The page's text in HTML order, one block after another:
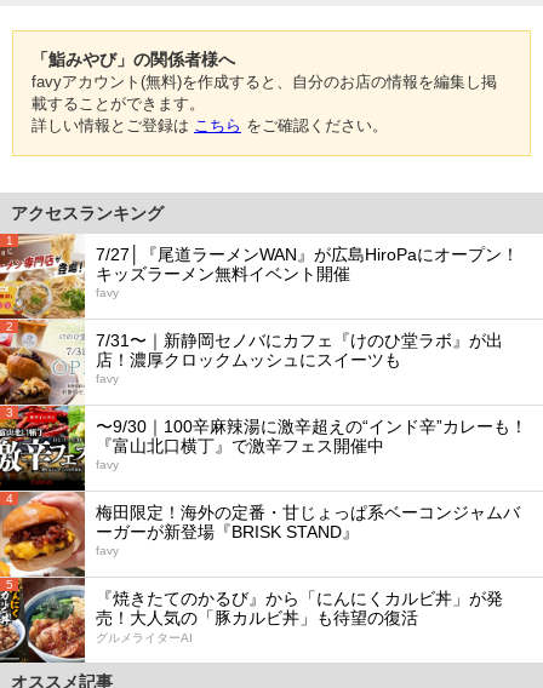
「鮨みやび」の関係者様へ
favyアカウント(無料)を作成すると、自分のお店の情報を編集し掲
載することができます。
詳しい情報とご登録は こちら をご確認ください。
アクセスランキング
1
7/27│『尾道ラーメンWAN』が広島HiroPaにオープン！
キッズラーメン無料イベント開催
favy
2
7/31〜｜新静岡セノバにカフェ『けのひ堂ラボ』が出
店！濃厚クロックムッシュにスイーツも
favy
3
〜9/30｜100辛麻辣湯に激辛超えの“インド辛”カレーも！
『富山北口横丁』で激辛フェス開催中
favy
4
梅田限定！海外の定番・甘じょっぱ系ベーコンジャムバ
ーガーが新登場『BRISK STAND』
favy
5
『焼きたてのかるび』から「にんにくカルビ丼」が発
売！大人気の「豚カルビ丼」も待望の復活
グルメライターAI
オススメ記事